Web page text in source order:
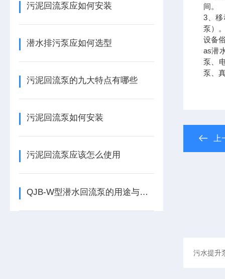
污泥回流泵应如何安装
潜水排污泵应如何选型
污泥回流泵的九大特点有哪些
污泥回流泵如何安装
污泥回流泵应该怎么使用
QJB-W型潜水回流泵的用途与特点有哪些
间。
3、
泵）
设备
as潜
泵、
泵、